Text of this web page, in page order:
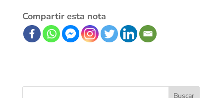
Compartir esta nota